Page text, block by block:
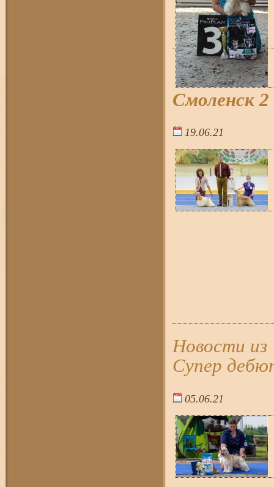
Смоленск
19.06.21
Новости
Супер
05.06.21